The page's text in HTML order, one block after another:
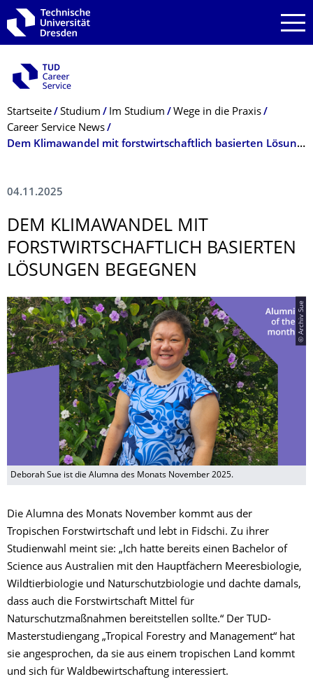
Zur Hauptnavigation springen
Zur Suche springen
Zum Inhalt springen
Breadcrumb-Menü
Startseite Studium Im Studium
Wege in die Praxis
Career Service News
Dem Klimawandel mit forstwirtschaftlich basierten Lösungen begegnen
04.11.2025
DEM KLIMAWANDEL MIT
FORSTWIRT­SCHAFTLICH BASIERTEN
LÖSUNGEN BEGEGNEN
© Archiv Sue
Deborah Sue ist die Alumna des Monats November 2025.
Die Alumna des Monats November kommt aus der
Tropischen Forstwirtschaft und lebt in Fidschi. Zu ihrer
Studienwahl meint sie: „Ich hatte bereits einen Bachelor of
Science aus Australien mit den Hauptfächern Meeresbiologie,
Wildtierbiologie und Naturschutzbiologie und dachte damals,
dass auch die Forstwirtschaft Mittel für
Naturschutzmaßnahmen bereitstellen sollte.“ Der TUD-
Masterstudiengang „Tropical Forestry and Management“ hat
sie angesprochen, da sie aus einem tropischen Land kommt
und sich für Waldbewirtschaftung interessiert.